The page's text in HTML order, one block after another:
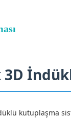
3D
kutuplaşma